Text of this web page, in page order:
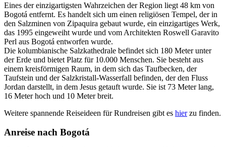
Eines der einzigartigsten Wahrzeichen der Region liegt 48 km von
Bogotá entfernt. Es handelt sich um einen religiösen Tempel, der in
den Salzminen von Zipaquira gebaut wurde, ein einzigartiges Werk,
das 1995 eingeweiht wurde und vom Architekten Roswell Garavito
Perl aus Bogotá entworfen wurde.
Die kolumbianische Salzkathedrale befindet sich 180 Meter unter
der Erde und bietet Platz für 10.000 Menschen. Sie besteht aus
einem kreisförmigen Raum, in dem sich das Taufbecken, der
Taufstein und der Salzkristall-Wasserfall befinden, der den Fluss
Jordan darstellt, in dem Jesus getauft wurde. Sie ist 73 Meter lang,
16 Meter hoch und 10 Meter breit.
Weitere spannende Reiseideen für Rundreisen gibt es hierzu finden.
Anreise nach Bogotá